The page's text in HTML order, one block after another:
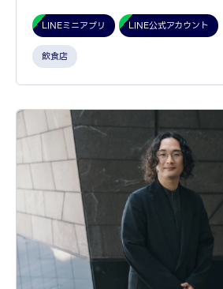
LINEミニアプリ LINE公式アカウント
飲食店